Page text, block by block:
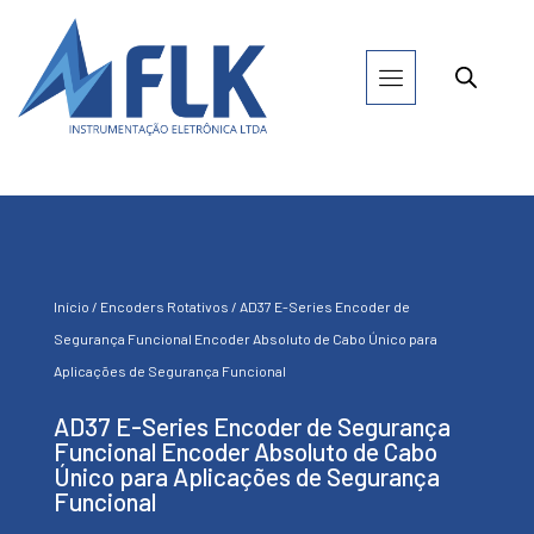
Início / Encoders Rotativos / AD37 E-Series Encoder de
Segurança Funcional Encoder Absoluto de Cabo Único para
Aplicações de Segurança Funcional
AD37 E-Series Encoder de Segurança
Funcional Encoder Absoluto de Cabo
Único para Aplicações de Segurança
Funcional